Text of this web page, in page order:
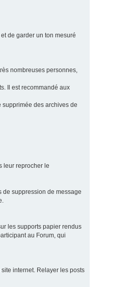
de garder un ton mesuré
nombreuses personnes,
Il est recommandé aux
supprimée des archives de
leur reprocher le
de suppression de message
les supports papier rendus
au Forum, qui
internet. Relayer les posts